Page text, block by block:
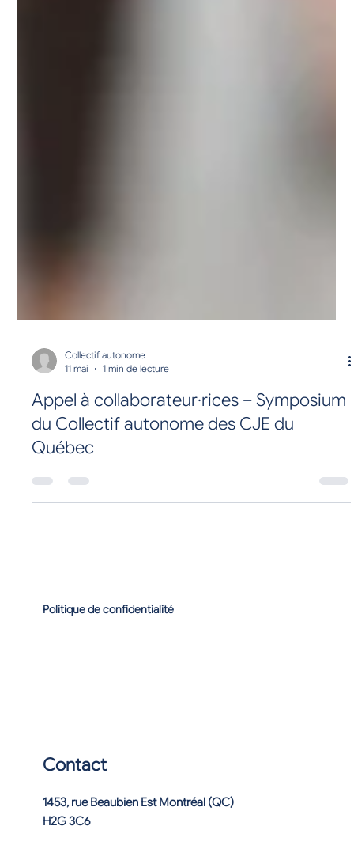
Collectif autonome
11 mai
1 min de lecture
Appel à collaborateur·rices – Symposium
du Collectif autonome des CJE du
Québec
Contact